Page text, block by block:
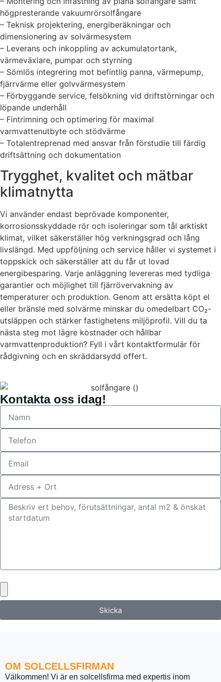
högpresterande vakuumrörsolfångare
– Teknisk projektering, energiberäkningar och
dimensionering av solvärmesystem
– Leverans och inkoppling av ackumulatortank,
värmeväxlare, pumpar och styrning
– Sömlös integrering mot befintlig panna, värmepump,
fjärrvärme eller golvvärmesystem
– Förbyggande service, felsökning vid driftstörningar och
löpande underhåll
– Fintrimning och optimering för maximal
varmvattenutbyte och stödvärme
– Totalentreprenad med ansvar från förstudie till färdig
driftsättning och dokumentation
Trygghet, kvalitet och mätbar
klimatnytta
Vi använder endast beprövade komponenter,
korrosionsskyddade rör och isoleringar som tål arktiskt
klimat, vilket säkerställer hög verkningsgrad och lång
livslängd. Med uppföljning och service håller vi systemet i
toppskick och säkerställer att du får ut lovad
energibesparing. Varje anläggning levereras med tydliga
garantier och möjlighet till fjärrövervakning av
temperaturer och produktion. Genom att ersätta köpt el
eller bränsle med solvärme minskar du omedelbart CO₂-
utsläppen och stärker fastighetens miljöprofil. Vill du ta
nästa steg mot lägre kostnader och hållbar
varmvattenproduktion? Fyll i vårt kontaktformulär för
rådgivning och en skräddarsydd offert.
Kontakta oss idag!
Skicka
OM SOLCELLSFIRMAN
Välkommen! Vi är en solcellsfirma med expertis inom